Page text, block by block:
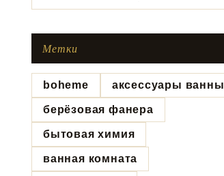
Метки
boheme аксессуары ванны
берёзовая фанера
бытовая химия
ванная комната